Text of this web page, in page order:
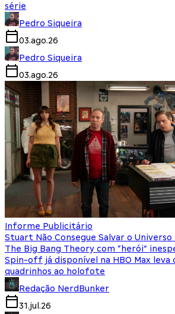
série
Pedro Siqueira
03.ago.26
Pedro Siqueira
03.ago.26
Informe Publicitário
Stuart Não Consegue Salvar o
The Big Bang Theory com “herói”
Spin-off já disponível na HBO Max leva
quadrinhos ao holofote
Redação NerdBunker
31.jul.26